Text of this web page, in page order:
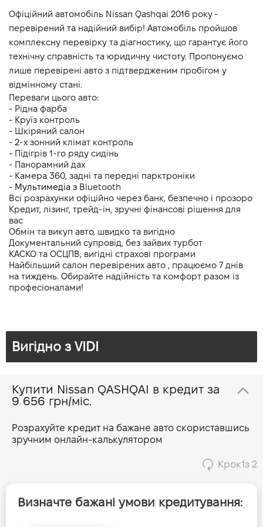
Викиди CO2, г/км (змішаний)
Динаміка розгону 0-100 км/г
Офіційний автомобіль Nissan Qashqai 2016 року -
перевірений та надійний вибір! Автомобіль пройшов
комплексну перевірку та діагностику, що гарантує його
технічну справність та юридичну чистоту. Пропонуємо
лише перевірені авто з підтвердженим пробігом у
відмінному стані.
Переваги цього авто:
- Рідна фарба
- Круїз контроль
- Шкіряний салон
- 2-х зонний клімат контроль
- Підігрів 1-го ряду сидінь
- Панорамний дах
- Камера 360, задні та передні парктроніки
- Мультимедіа з Bluetooth
Всі розрахунки офіційно через банк, безпечно і прозоро
Кредит, лізинг, трейд-ін, зручні фінансові рішення для
вас
Обмін та викуп авто, швидко та вигідно
Документальний супровід, без зайвих турбот
КАСКО та ОСЦПВ, вигідні страхові програми
Найбільший салон перевірених авто , працюємо 7 днів
на тиждень. Обирайте надійність та комфорт разом із
професіоналами!
Вигідно з VIDI
Купити Nissan QASHQAI в кредит за
9 656 грн/міс.
Розрахуйте кредит на бажане авто скориставшись
зручним онлайн-калькулятором
Крок1з 2
Визначте бажані умови кредитування: